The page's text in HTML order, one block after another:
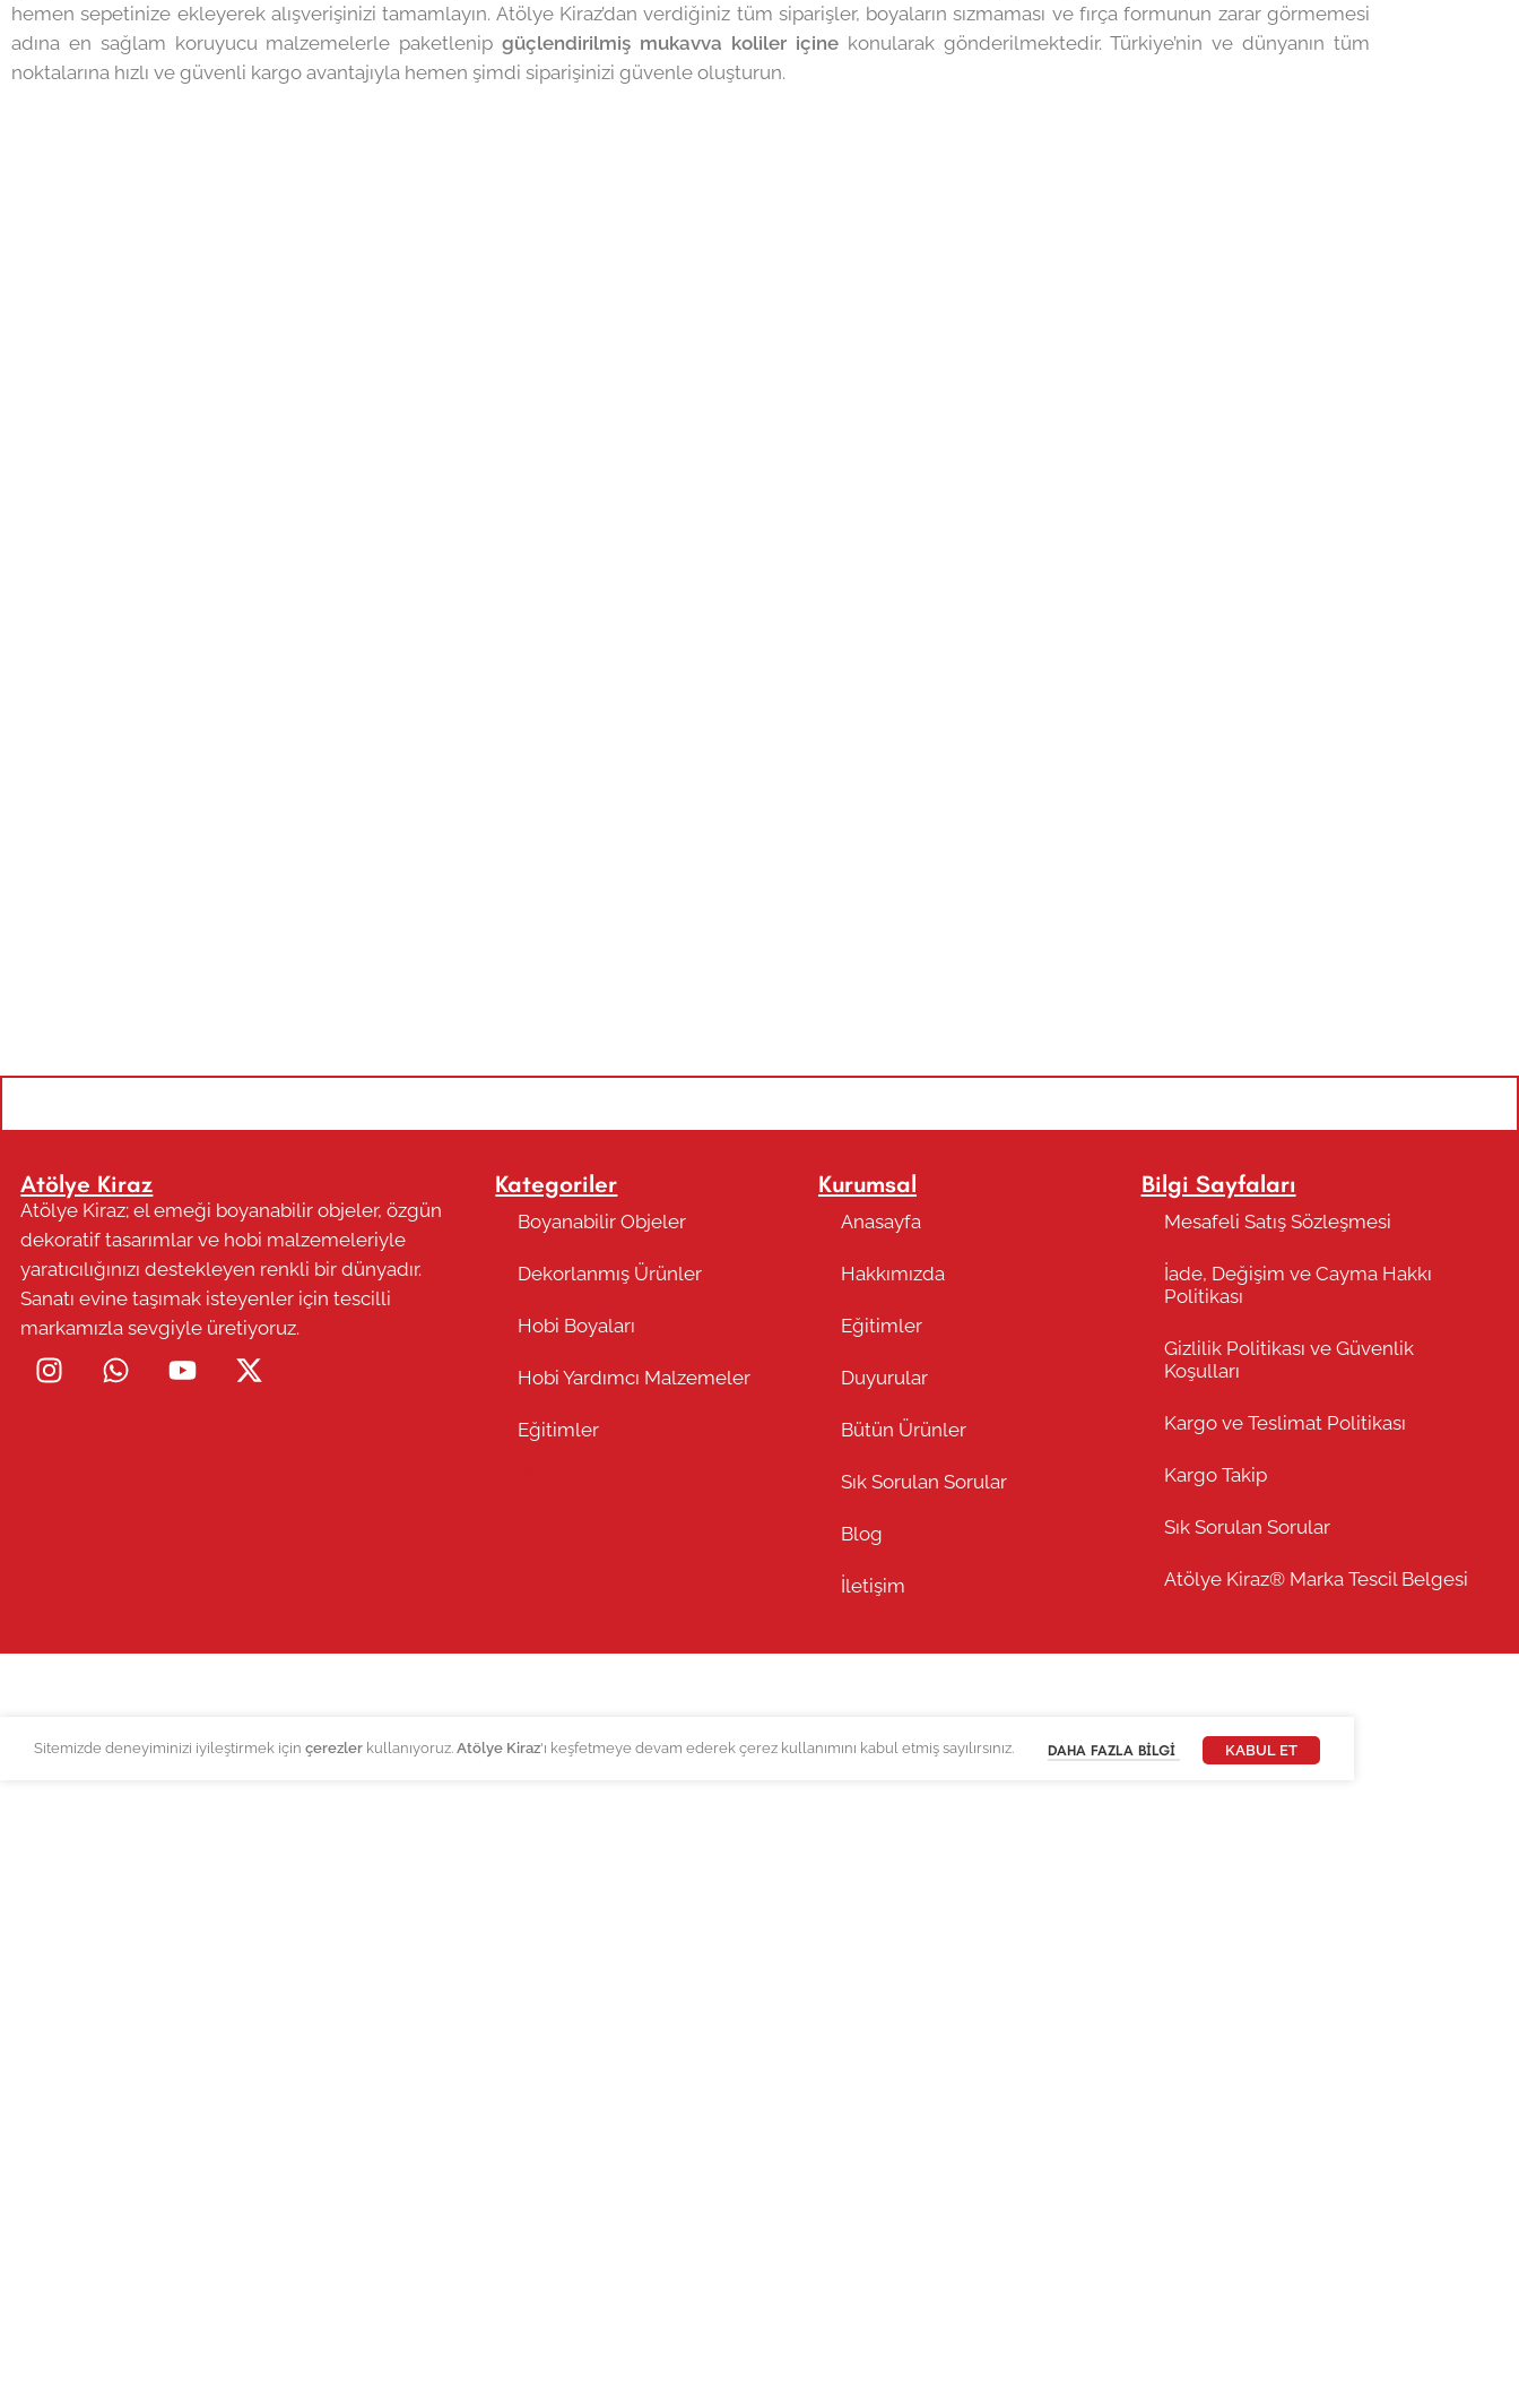
hemen sepetinize ekleyerek alışverişinizi tamamlayın. Atölye Kiraz’dan verdiğiniz tüm siparişler, boyaların sızmaması ve fırça formunun zarar görmemesi
adına en sağlam koruyucu malzemelerle paketlenipgüçlendirilmiş mukavva koliler içinekonularak gönderilmektedir. Türkiye’nin ve dünyanın tüm
noktalarına hızlı ve güvenli kargo avantajıyla hemen şimdi siparişinizi güvenle oluşturun.
Atölye Kiraz
Atölye Kiraz; el emeği boyanabilir objeler, özgün
dekoratif tasarımlar ve hobi malzemeleriyle
yaratıcılığınızı destekleyen renkli bir dünyadır.
Sanatı evine taşımak isteyenler için tescilli
markamızla sevgiyle üretiyoruz.
Kategoriler
Boyanabilir Objeler
Dekorlanmış Ürünler
Hobi Boyaları
Hobi Yardımcı Malzemeler
Eğitimler
Kurumsal
Anasayfa
Hakkımızda
Eğitimler
Duyurular
Bütün Ürünler
Sık Sorulan Sorular
Blog
İletişim
Bilgi Sayfaları
Mesafeli Satış Sözleşmesi
İade, Değişim ve Cayma Hakkı
Politikası
Gizlilik Politikası ve Güvenlik
Koşulları
Kargo ve Teslimat Politikası
Kargo Takip
Sık Sorulan Sorular
Atölye Kiraz® Marka Tescil Belgesi
Sitemizde deneyiminizi iyileştirmek için çerezler kullanıyoruz. Atölye Kiraz'ı keşfetmeye devam ederek çerez kullanımını kabul etmiş sayılırsınız. DAHA FAZLA BILGI KABUL ET